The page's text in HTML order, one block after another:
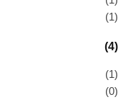
(1)
(4)
(1)
(0)